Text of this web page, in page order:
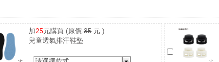
加25元購買 (原價:35 元 )
兒童透氣排汗鞋墊